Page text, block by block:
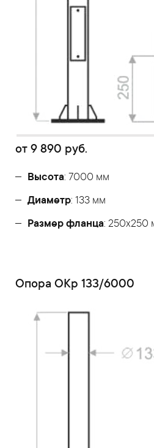
от 9 890 руб.
Высота: 7000 мм
Диаметр: 133 мм
Размер фланца: 250x250
Опора ОКр 133/6000